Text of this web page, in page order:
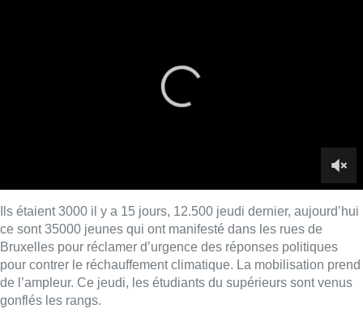
de l’ampleur. Ce jeudi, les étudiants du supérieurs sont venus
Un nouveau club de MMA ouvre
ses portes à Evere : “C’est pas
comme on voit à la télé”